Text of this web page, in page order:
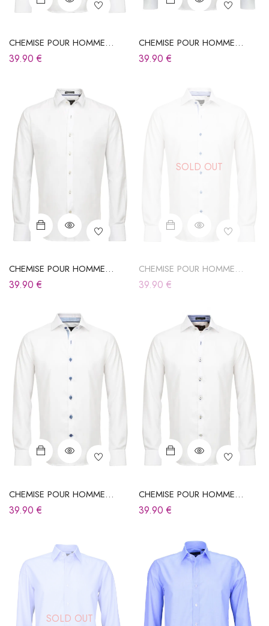
CHEMISE POUR HOMME
BLANCHE
39.90€
CHEMISE POUR HOMME
BLANCHE
39.90€
CHEMISE POUR HOMME
BLANCHE
39.90€
SOLD OUT
CHEMISE POUR HOMME
BLANCHE
39.90 €
CHEMISE POUR HOMME
BLANCHE
39.90€
CHEMISE POUR HOMME
BLANCHE
39.90€
SOLD OUT